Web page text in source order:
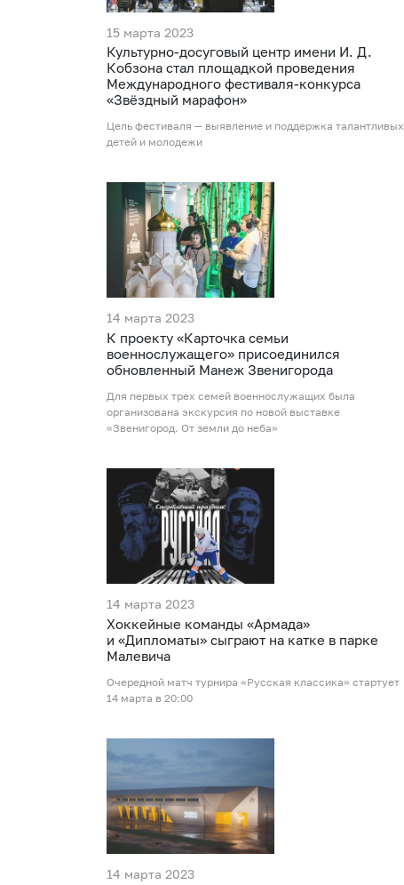
15 марта 2023
Культурно-досуговый центр имени И. Д.
Кобзона стал площадкой проведения
Международного фестиваля-конкурса
«Звёздный марафон»
Цель фестиваля — выявление и поддержка талантливых
детей и молодежи
14 марта 2023
К проекту «Карточка семьи
военнослужащего» присоединился
обновленный Манеж Звенигорода
Для первых трех семей военнослужащих была
организована экскурсия по новой выставке
«Звенигород. От земли до неба»
14 марта 2023
Хоккейные команды «Армада»
и «Дипломаты» сыграют на катке в парке
Малевича
Очередной матч турнира «Русская классика» стартует
14 марта в 20:00
14 марта 2023